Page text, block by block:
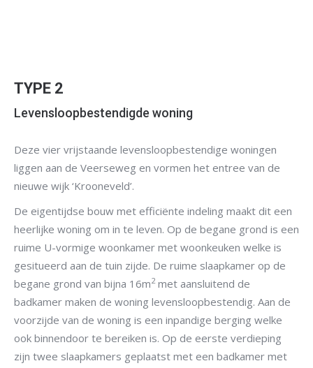
TYPE 2
Levensloopbestendigde woning
Deze vier vrijstaande levensloopbestendige woningen
liggen aan de Veerseweg en vormen het entree van de
nieuwe wijk ‘Krooneveld’.
De eigentijdse bouw met efficiënte indeling maakt dit een
heerlijke woning om in te leven. Op de begane grond is een
ruime U-vormige woonkamer met woonkeuken welke is
gesitueerd aan de tuin zijde. De ruime slaapkamer op de
begane grond van bijna 16m2met aansluitend de
badkamer maken de woning levensloopbestendig. Aan de
voorzijde van de woning is een inpandige berging welke
ook binnendoor te bereiken is. Op de eerste verdieping
zijn twee slaapkamers geplaatst met een badkamer met